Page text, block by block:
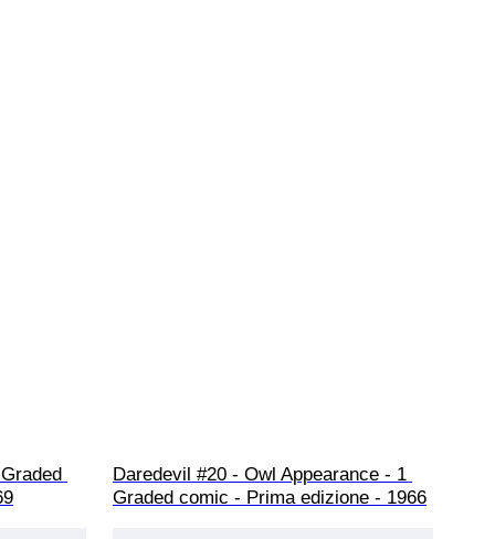
Daredevil #20 - Owl Appearance - 1
Graded comic - Prima edizione - 1966